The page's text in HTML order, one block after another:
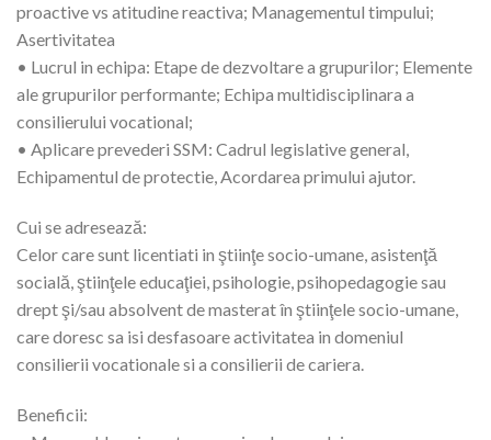
proactive vs atitudine reactiva; Managementul timpului;
Asertivitatea
• Lucrul in echipa: Etape de dezvoltare a grupurilor; Elemente
ale grupurilor performante; Echipa multidisciplinara a
consilierului vocational;
• Aplicare prevederi SSM: Cadrul legislative general,
Echipamentul de protectie, Acordarea primului ajutor.
Cui se adresează:
Celor care sunt licentiati in ştiinţe socio-umane, asistenţă
socială, ştiinţele educaţiei, psihologie, psihopedagogie sau
drept şi/sau absolvent de masterat în ştiinţele socio-umane,
care doresc sa isi desfasoare activitatea in domeniul
consilierii vocationale si a consilierii de cariera.
Beneficii: